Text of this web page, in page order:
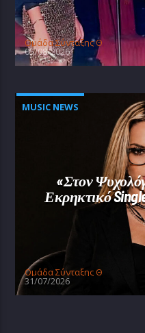
Oμάδα Σύνταξης Θ
05/08/2026
MUSIC NEWS
«Στον
Εκρηκτικό
Oμάδα Σύνταξης Θ
31/07/2026